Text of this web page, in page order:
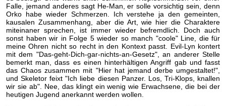
Falle, jemand anderes sagt He-Man, er solle vorsichtig sein, denn
Orko habe wieder Schmerzen. Ich verstehe ja den gemeinten,
kausalen Zusammenhang, aber die Art, wie hier die Charaktere
miteinaner sprechen, ist immer wieder befremdlich. Doch auch
sonst haben wir in Folge 5 wieder so manch "coole" Line, die für
meine Ohren nicht so recht in den Kontext passt. Evil-Lyn kontert
mit dem "Das-geht-Dich-gar-nichts-an-Gesetz", an anderer Stelle
bemerkt man, dass es einen hinterhältigen Angriff gab und fasst
das Chaos zusammen mit "Hier hat jemand derbe umgestaltet!",
und Skeletor feixt "Ich liebe diesen Panzer. Los, Tri-Klops, knallen
wir sie ab". Nee, das klingt ein wenig wie Erwachsene, die bei der
heutigen Jugend anerkannt werden wollen.